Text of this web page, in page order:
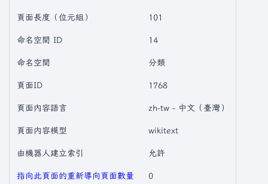
頁面長度（位元組） 101
命名空間 ID 14
命名空間 分類
頁面ID 1768
頁面內容語言 zh-tw - 中文（臺灣）
頁面內容模型 wikitext
由機器人建立索引 允許
指向此頁面的重新導向頁面數量 0